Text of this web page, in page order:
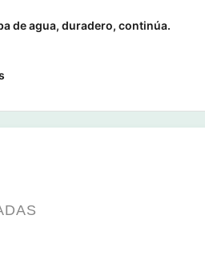
de agua, duradero, continúa.